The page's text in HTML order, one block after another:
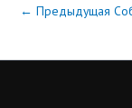
← Предыдущая